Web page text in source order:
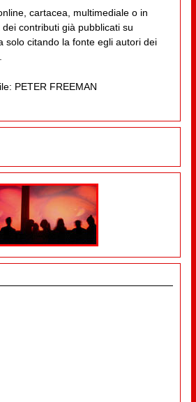
cartacea, multimediale o in
contributi già pubblicati su
solo citando la fonte egli autori dei
PETER FREEMAN